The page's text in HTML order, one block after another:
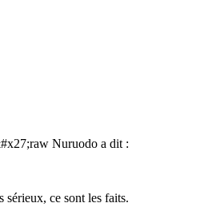
Nuruodo a dit :
sérieux, ce sont les faits.